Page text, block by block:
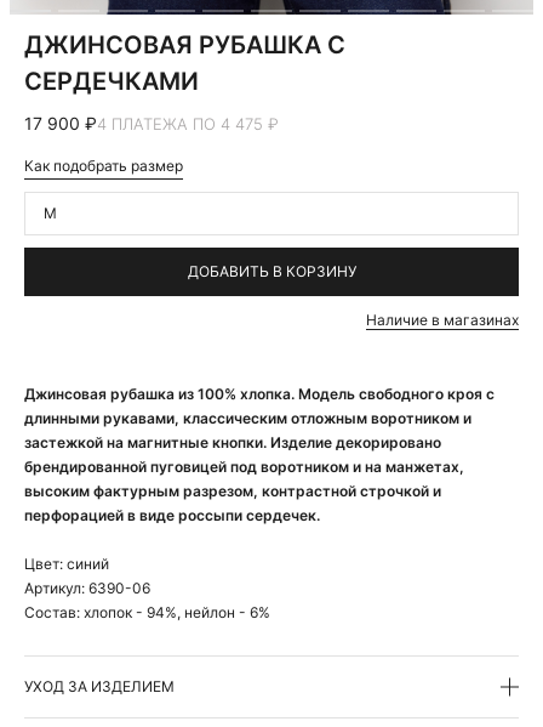
Джинсовая рубашка из 100% хлопка. Модель свободного кроя с
длинными рукавами, классическим отложным воротником и
застежкой на магнитные кнопки. Изделие декорировано
брендированной пуговицей под воротником и на манжетах,
высоким фактурным разрезом, контрастной строчкой и
перфорацией в виде россыпи сердечек.
Цвет: синий
Артикул: 6390-06
Состав: хлопок - 94%, нейлон - 6%
УХОД ЗА ИЗДЕЛИЕМ
ДЖИНСОВАЯ РУБАШКА С
СЕРДЕЧКАМИ
17 900 ₽4 ПЛАТЕЖА ПО 4 475 ₽
Как подобрать размер
M
ДОБАВИТЬ В КОРЗИНУ
Наличие в магазинах